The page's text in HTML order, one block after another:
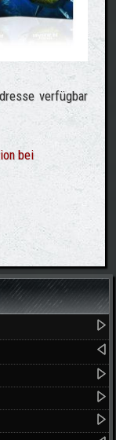
verfügbar
bei